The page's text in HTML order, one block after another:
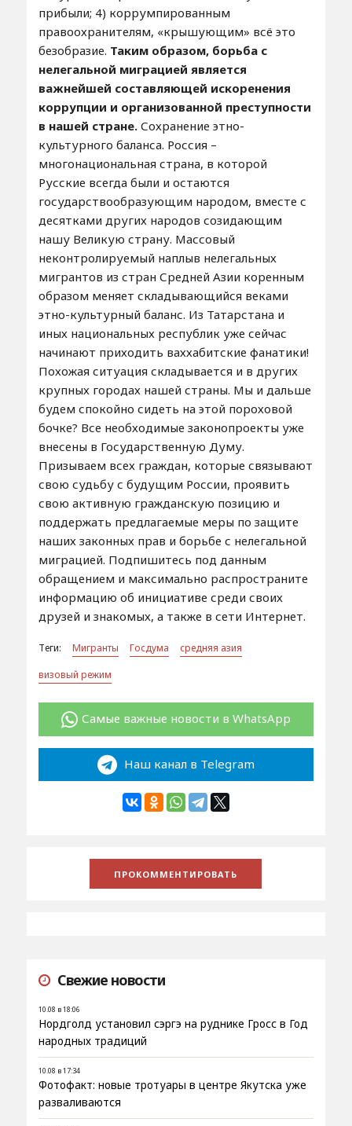
прибыли; 4) коррумпированным
правоохранителям, «крышующим» всё это
безобразие. Таким образом, борьба с
нелегальной миграцией является
важнейшей составляющей искоренения
коррупции и организованной преступности
в нашей стране.Сохранение этно-
культурного баланса. Россия –
многонациональная страна, в которой
Русские всегда были и остаются
государствообразующим народом, вместе с
десятками других народов созидающим
нашу Великую страну. Массовый
неконтролируемый наплыв нелегальных
мигрантов из стран Средней Азии коренным
образом меняет складывающийся веками
этно-культурный баланс. Из Татарстана и
иных национальных республик уже сейчас
начинают приходить ваххабитские фанатики!
Похожая ситуация складывается и в других
крупных городах нашей страны. Мы и дальше
будем спокойно сидеть на этой пороховой
бочке? Все необходимые законопроекты уже
внесены в Государственную Думу.
Призываем всех граждан, которые связывают
свою судьбу с будущим России, проявить
свою активную гражданскую позицию и
поддержать предлагаемые меры по защите
наших законных прав и борьбе с нелегальной
миграцией. Подпишитесь под данным
обращением и максимально распространите
информацию об инициативе среди своих
друзей и знакомых, а также в сети Интернет.
Теги: Мигранты Госдума
средняя азия
визовый режим
Самые важные новости в WhatsApp
Наш канал в Telegram
Свежие новости
10.08 в 18:06
Нордголд установил сэргэ на руднике Гросс в Год
народных традиций
10.08 в 17:34
Фотофакт: новые тротуары в центре Якутска уже
разваливаются